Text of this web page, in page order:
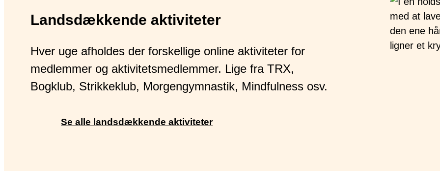
Landsdækkende aktiviteter
Hver uge afholdes der forskellige online aktiviteter for
medlemmer og aktivitetsmedlemmer. Lige fra TRX,
Bogklub, Strikkeklub, Morgengymnastik, Mindfulness osv.
Se alle landsdækkende aktiviteter